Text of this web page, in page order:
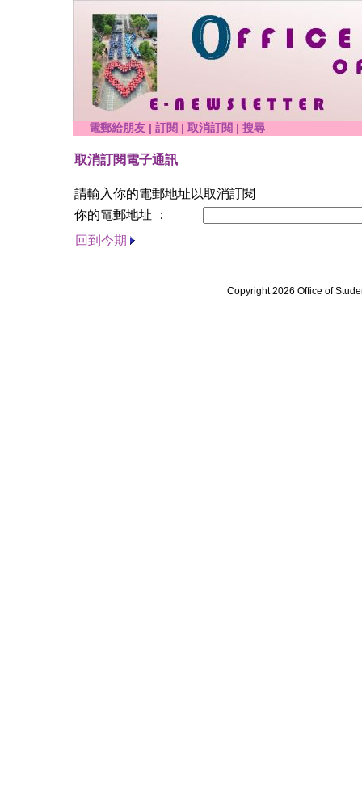
電郵給朋友 | 訂閱 | 取消訂閱 | 搜尋
取消訂閱電子通訊
請輸入你的電郵地址以取消訂閱
你的電郵地址 ：
回到今期
Copyright 2026 Office of